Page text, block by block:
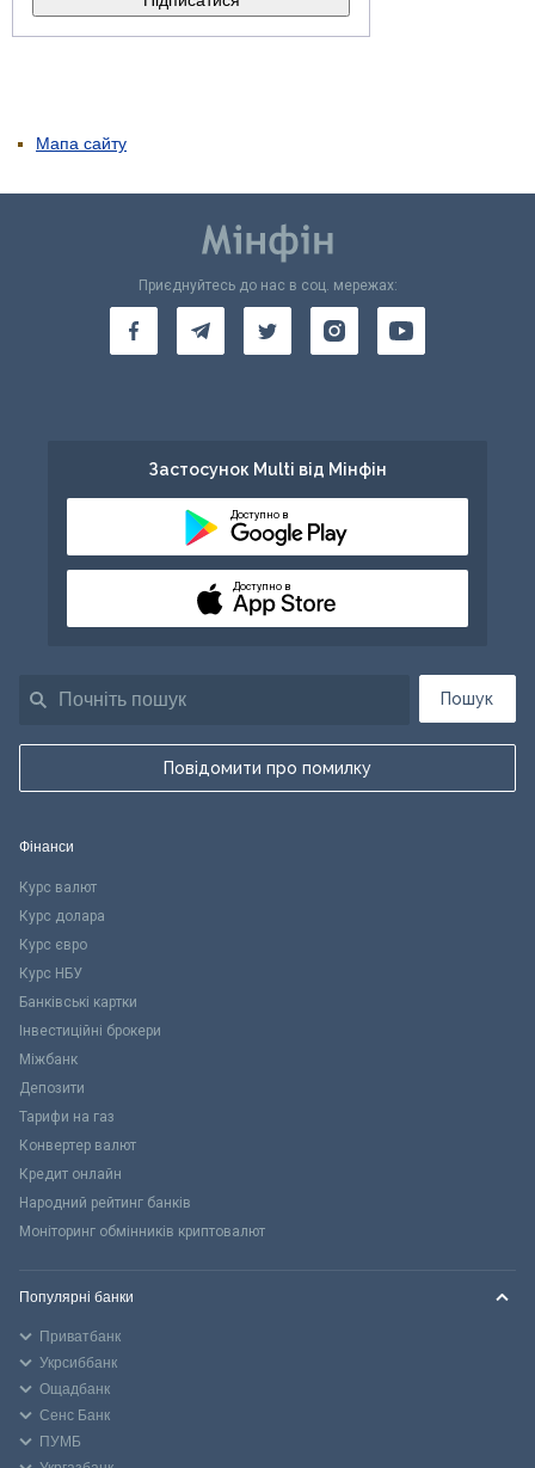
Мапа сайту
Пошук
Повідомити про помилку
Приєднуйтесь до нас в соц. мережах:
Застосунок Multi від Мінфін
Доступно в
Доступно в
Фінанси
Курс валют
Курс долара
Курс євро
Курс НБУ
Банківські картки
Інвестиційні брокери
Міжбанк
Депозити
Тарифи на газ
Конвертер валют
Кредит онлайн
Народний рейтинг банків
Моніторинг обмінників криптовалют
Популярні банки
Приватбанк
Укрсиббанк
Ощадбанк
Сенс Банк
ПУМБ